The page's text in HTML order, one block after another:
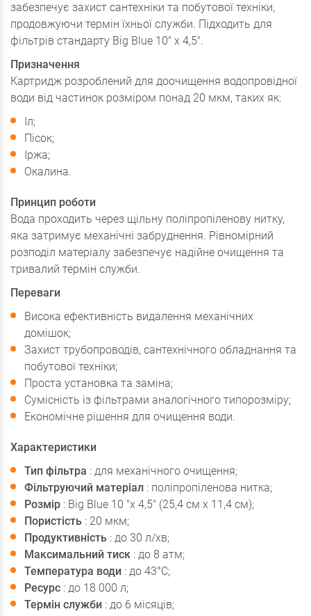
забезпечує захист сантехніки та побутової техніки,
продовжуючи термін їхньої служби. Підходить для
фільтрів стандарту Big Blue 10" x 4,5".
Призначення
Картридж розроблений для доочищення водопровідної
води від частинок розміром понад 20 мкм, таких як:
Іл;
Пісок;
Іржа;
Окалина.
Принцип роботи
Вода проходить через щільну поліпропіленову нитку,
яка затримує механічні забруднення. Рівномірний
розподіл матеріалу забезпечує надійне очищення та
тривалий термін служби.
Переваги
Висока ефективність видалення механічних
домішок;
Захист трубопроводів, сантехнічного обладнання та
побутової техніки;
Проста установка та заміна;
Сумісність із фільтрами аналогічного типорозміру;
Економічне рішення для очищення води.
Характеристики
Тип фільтра : для механічного очищення;
Фільтруючий матеріал : поліпропіленова нитка;
Розмір : Big Blue 10 "x 4,5" (25,4 см x 11,4 см);
Пористість : 20 мкм;
Продуктивність : до 30 л/хв;
Максимальний тиск : до 8 атм;
Температура води : до 43°C;
Ресурс : до 18 000 л;
Термін служби : до 6 місяців;